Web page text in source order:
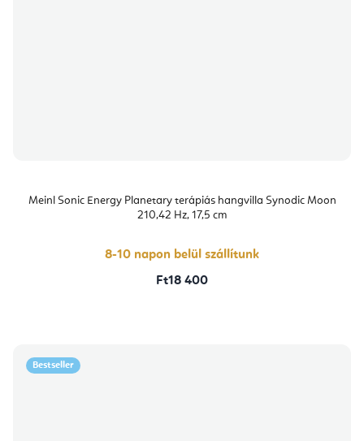
Meinl Sonic Energy Planetary terápiás hangvilla Synodic Moon
210,42 Hz, 17,5 cm
8-10 napon belül szállítunk
Ft18 400
Bestseller